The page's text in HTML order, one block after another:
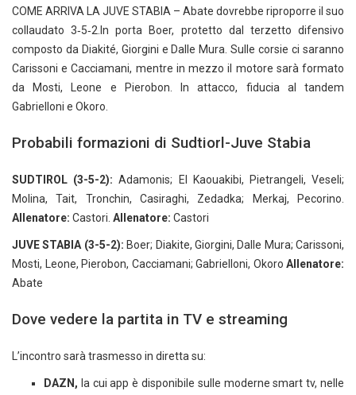
COME ARRIVA LA JUVE STABIA – Abate dovrebbe riproporre il suo
collaudato 3‑5‑2.In porta Boer, protetto dal terzetto difensivo
composto da Diakité, Giorgini e Dalle Mura. Sulle corsie ci saranno
Carissoni e Cacciamani, mentre in mezzo il motore sarà formato
da Mosti, Leone e Pierobon. In attacco, fiducia al tandem
Gabrielloni e Okoro.
Probabili formazioni di Sudtiorl-Juve Stabia
SUDTIROL (3-5-2): Adamonis; El Kaouakibi, Pietrangeli, Veseli;
Molina, Tait, Tronchin, Casiraghi, Zedadka; Merkaj, Pecorino.
Allenatore: Castori. Allenatore: Castori
JUVE STABIA (3-5-2): Boer; Diakite, Giorgini, Dalle Mura; Carissoni,
Mosti, Leone, Pierobon, Cacciamani; Gabrielloni, Okoro Allenatore:
Abate
Dove vedere la partita in TV e streaming
L’incontro sarà trasmesso in diretta su:
DAZN, la cui app è disponibile sulle moderne smart tv, nelle